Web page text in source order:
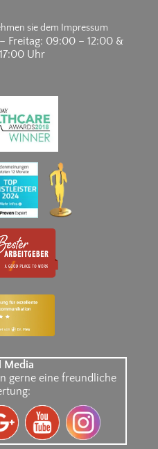
sie dem Impressum
Freitag: 09:00 – 12:00 &
Uhr
Media
gerne eine freundliche